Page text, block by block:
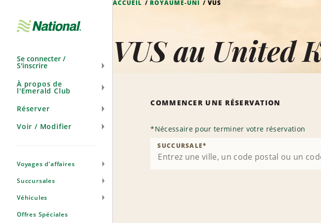
navigation
Se connecter /
S'inscrire
À propos de
l'Emerald Club
Réserver
Voir / Modifier
Voyages d'affaires
Succursales
Véhicules
Offres Spéciales
ACCUEIL ROYAUME-UNI VUS
VUS au United
COMMENCER UNE RÉSERVATION
*Nécessaire pour terminer votre réservation
SUCCURSALE*